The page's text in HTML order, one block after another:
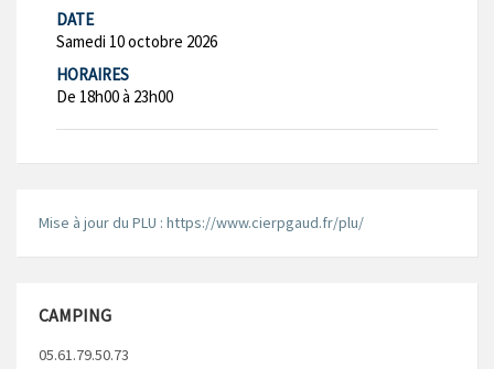
DATE
Samedi 10 octobre 2026
HORAIRES
De 18h00 à 23h00
Mise à jour du PLU : https://www.cierpgaud.fr/plu/
CAMPING
05.61.79.50.73